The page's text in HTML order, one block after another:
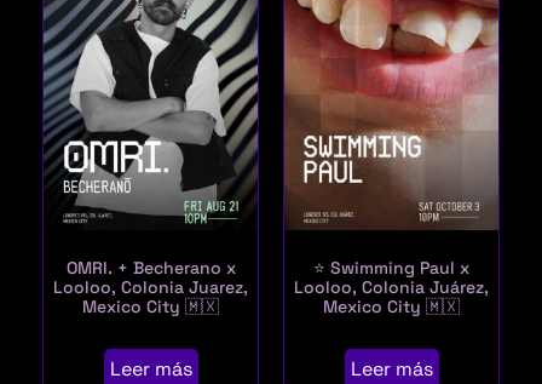
OMRI. + Becherano x
Looloo, Colonia Juarez,
Mexico City 🇲🇽
Leer más
⭐ Swimming Paul x
Looloo, Colonia Juárez,
Mexico City 🇲🇽
Leer más